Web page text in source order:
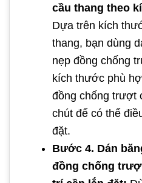
cầu thang theo
Dựa trên kích
thang, bạn dùng
nẹp đồng chống
kích thước phù
đồng chống trượt
chút để có thể
đặt.
Bước 4. Dán
đồng chống